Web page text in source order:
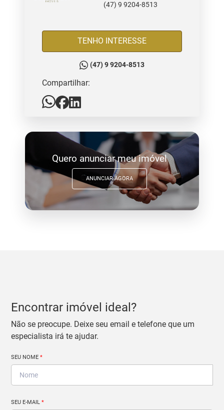
(47) 9 9204-8513
TENHO INTERESSE
(47) 9 9204-8513
Compartilhar:
Quero anunciar meu imóvel
ANUNCIAR AGORA
Encontrar imóvel ideal?
Não se preocupe. Deixe seu email e telefone que um
especialista irá te ajudar.
SEU NOME*
SEU E-MAIL*